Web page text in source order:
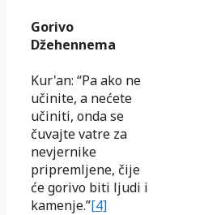
Gorivo
Džehennema
Kur'an: “Pa ako ne
učinite, a nećete
učiniti, onda se
čuvajte vatre za
nevjernike
pripremljene, čije
će gorivo biti ljudi i
kamenje.”[4]